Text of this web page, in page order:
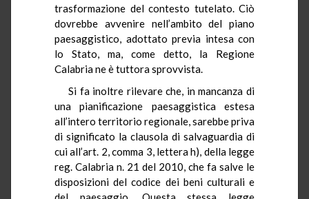
trasformazione del contesto tutelato. Ciò
dovrebbe avvenire nell’ambito del piano
paesaggistico, adottato previa intesa con
lo Stato, ma, come detto, la Regione
Calabria ne è tuttora sprovvista.
Si fa inoltre rilevare che, in mancanza di
una pianificazione paesaggistica estesa
all’intero territorio regionale, sarebbe priva
di significato la clausola di salvaguardia di
cui all’art. 2, comma 3, lettera h), della legge
reg. Calabria n. 21 del 2010, che fa salve le
disposizioni del codice dei beni culturali e